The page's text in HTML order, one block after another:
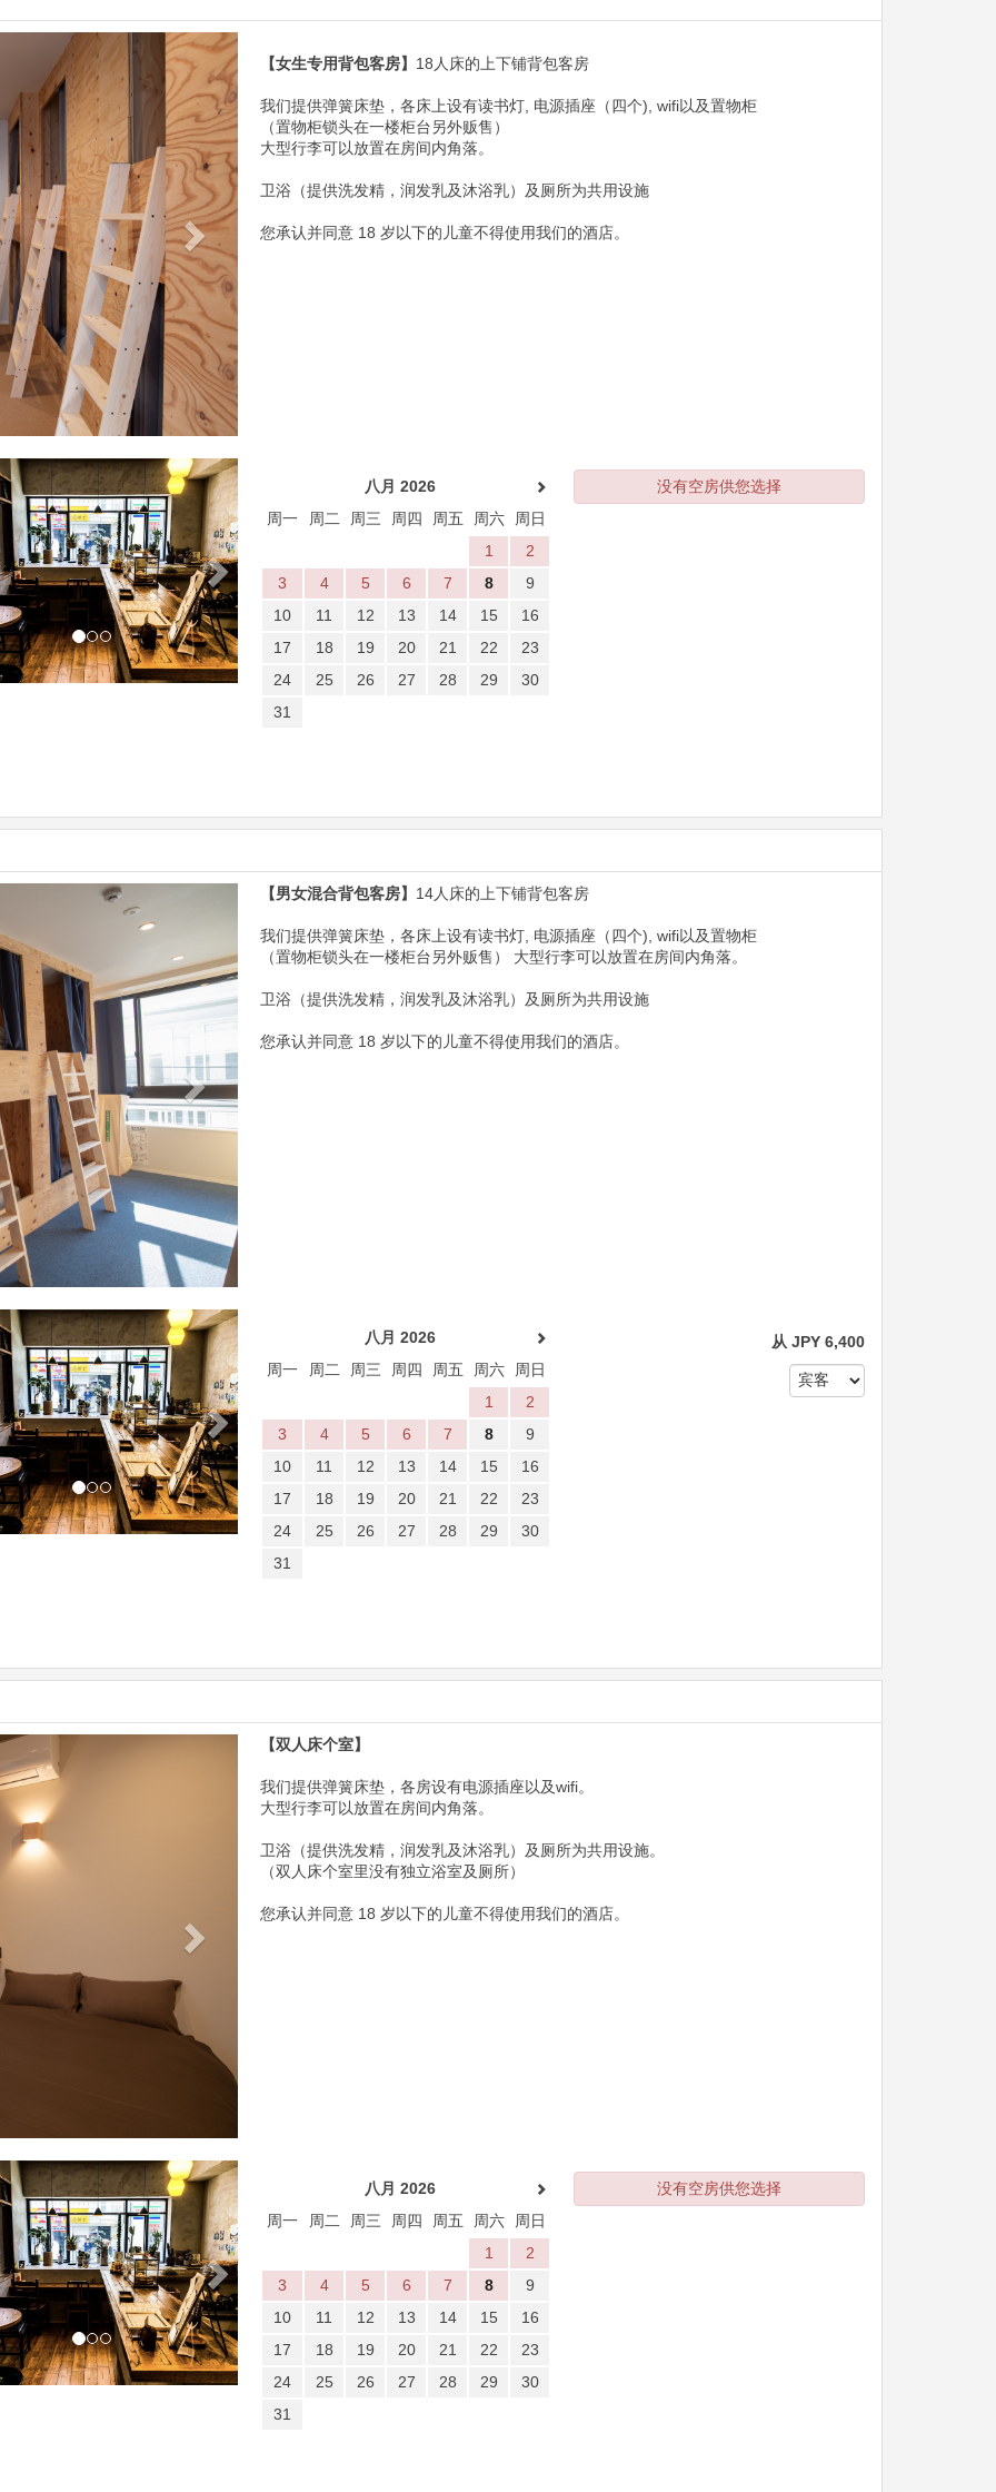
Next
【女生专用背包客房】 18人床的上下铺背包客房
我们提供弹簧床垫​​，各床上设有读书灯, 电源插座（四个), wifi以及置物柜
（置物柜锁头在一楼柜台另外贩售）
大型行李可以放置在房间内角落。
卫浴（提供洗发精，润发乳及沐浴乳）及厕所为共用设施
您承认并同意 18 岁以下的儿童不得使用我们的酒店。
Next
八月 2026
周一
周二 周三 周四 周五 周六
周日
1
2
3
4 5 6 7 8
9
10
11 12 13 14 15
16
17
18 19 20 21 22
23
24
25 26 27 28 29
30
31
没有空房供您选择
【男女混合背包客房】 14人床的上下铺背包客房
我们提供弹簧床垫​​，各床上设有读书灯, 电源插座（四个), wifi以及置物柜
（置物柜锁头在一楼柜台另外贩售） 大型行李可以放置在房间内角落。
卫浴（提供洗发精，润发乳及沐浴乳）及厕所为共用设施
您承认并同意 18 岁以下的儿童不得使用我们的酒店。
Next
八月 2026
周一
周二 周三 周四 周五 周六
周日
1
2
3
4 5 6 7 8
9
10
11 12 13 14 15
16
17
18 19 20 21 22
23
24
25 26 27 28 29
30
31
从 JPY 6,400
【双人床个室】
我们提供弹簧床垫​​，各房设有电源插座以及wifi。
大型行李可以放置在房间内角落。
卫浴（提供洗发精，润发乳及沐浴乳）及厕所为共用设施。
（双人床个室里没有独立浴室及厕所）
您承认并同意 18 岁以下的儿童不得使用我们的酒店。
Next
八月 2026
周一
周二 周三 周四 周五 周六
周日
1
2
3
4 5 6 7 8
9
10
11 12 13 14 15
16
17
18 19 20 21 22
23
24
25 26 27 28 29
30
31
没有空房供您选择